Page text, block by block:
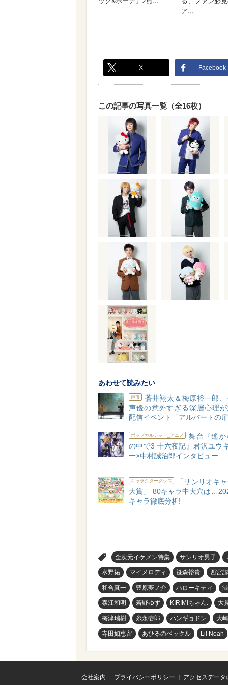
X Facebook
この記事の写真一覧（全16枚）
あわせて読みたい
声優
蒼井翔太＆梅原裕一郎
声優の意外すぎる深層心理
配信イベント「アルバートの
ポップカルチャー_アニメ
舞台『遙か
の中で3 十六夜記』君沢ユウ
一×中村誠治郎インタビュー
キャラクターグッズ
「サンリオキ
大賞」 80キャラ中大穴は
キャラ徹底分析!
全次元イケメン特集 サンリオ男子
水野祐 マイメロディ 笹森裕貴 西宮諒
和合真一 豊原夢ノ介 ハローキティ
泰江和明 若野ゆず KIRIMIちゃん. 大
梅津瑞樹 糸永壱郎 ハンギョドン 大
寺田如恵留 あひるのペックル Lil Noah
会社案内 プライバシーポリシー アクセスデー